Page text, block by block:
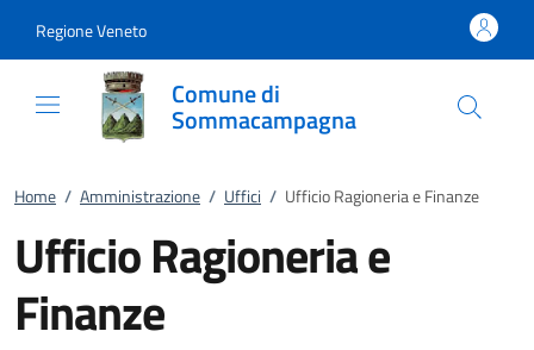
Regione Veneto
Comune di
Sommacampagna
Home / Amministrazione / Uffici / Ufficio Ragioneria e Finanze
Ufficio Ragioneria e
Finanze